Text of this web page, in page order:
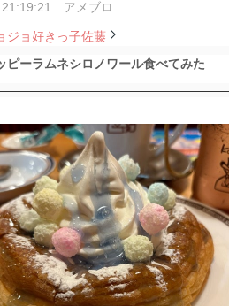
21:19:21 アメブロ
ジョ好きっ子佐藤
ーラムネシロノワール食べてみた